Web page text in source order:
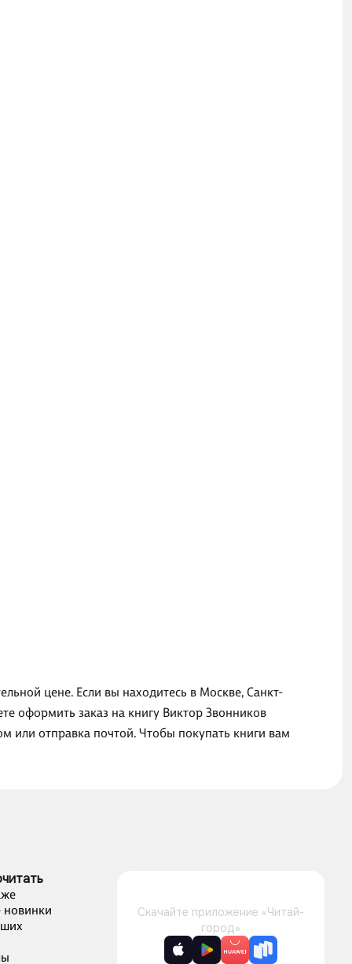
цене. Если вы находитесь в Москве, Санкт-
оформить заказ на книгу Виктор Звонников
или отправка почтой. Чтобы покупать книги вам
новинки
Скачайте приложение «Читай-
город»